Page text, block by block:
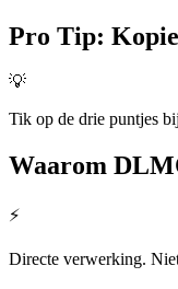
Pro Tip:
💡
Tik op de drie puntjes
Waarom
⚡
Directe verwerking.